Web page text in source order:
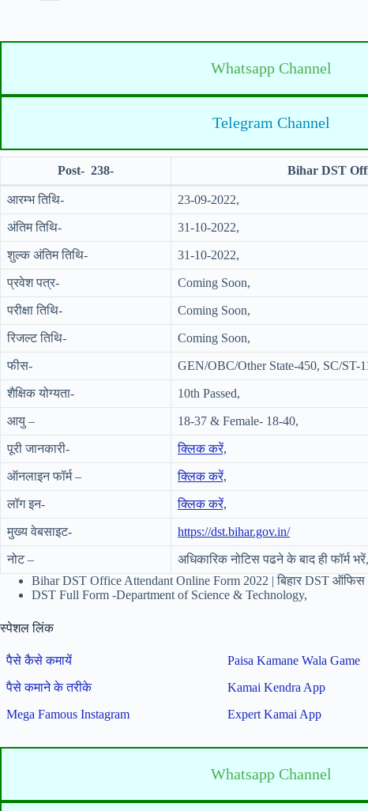
Whatsapp Channel
Telegram Channel
Post- 238- Bihar DST
आरम्भ तिथि- 23-09-2022,
अंतिम तिथि- 31-10-2022,
शुल्क अंतिम तिथि- 31-10-2022,
प्रवेश पत्र- Coming Soon,
परीक्षा तिथि- Coming Soon,
रिजल्ट तिथि- Coming Soon,
फीस- GEN/OBC/Other State-450, SC/ST-
शैक्षिक योग्यता- 10th Passed,
आयु – 18-37 & Female- 18-40,
पूरी जानकारी- क्लिक करें,
ऑनलाइन फॉर्म – क्लिक करें,
लॉग इन- क्लिक करें,
मुख्य वेबसाइट- https://dst.bihar.gov.in/
नोट –
अधिकारिक नोटिस पढने के बाद ही फॉर्म भरें,
Bihar DST Office Attendant Online Form 2022 | बिहार DST
DST Full Form -Department of Science & Technology,
स्पेशल लिंक
पैसे कैसे कमायें Paisa Kamane Wala Game
पैसे कमाने के तरीके
Kamai Kendra App
Mega Famous Instagram
Expert Kamai App
Whatsapp Channel